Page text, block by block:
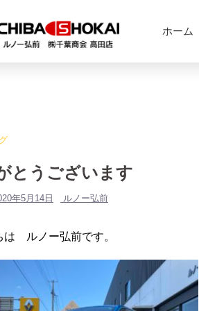
ホーム
とうございます
年5月14日 ルノー弘前
は ルノー弘前です。